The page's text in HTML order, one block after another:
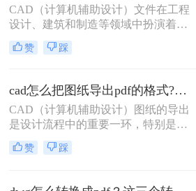
了标准流程。PDF文件能完美保留图
纸的矢量信息、图层、比例和布局，
开。那么cad怎么把图纸导出pdf的格
CAD（计算机辅助设计）文件在工程
设计、建筑和制造等领域中扮演着至
关重要的角色。然而，有时需要将
CAD文件转换为PDF格式以便于共
pdf格式的文件呢？本文将介绍两种将
CAD转换为PDF的方法。
赞 踩
cad怎么把图纸导出pdf的格式?了解下这二种转换方法！
CAD（计算机辅助设计）图纸的导出
是设计流程中的重要一环，特别是在
需要将设计成果与他人共享或进行打
印时，PDF格式因其跨平台兼容性和
把图纸导出pdf的格式呢？本文将介绍
赞 踩